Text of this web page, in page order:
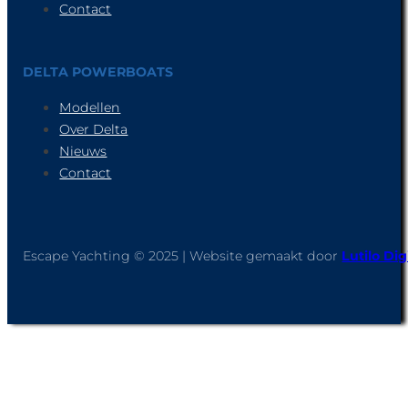
Contact
DELTA POWERBOATS
Modellen
Over Delta
Nieuws
Contact
Escape Yachting © 2025 | Website gemaakt door Lutilo